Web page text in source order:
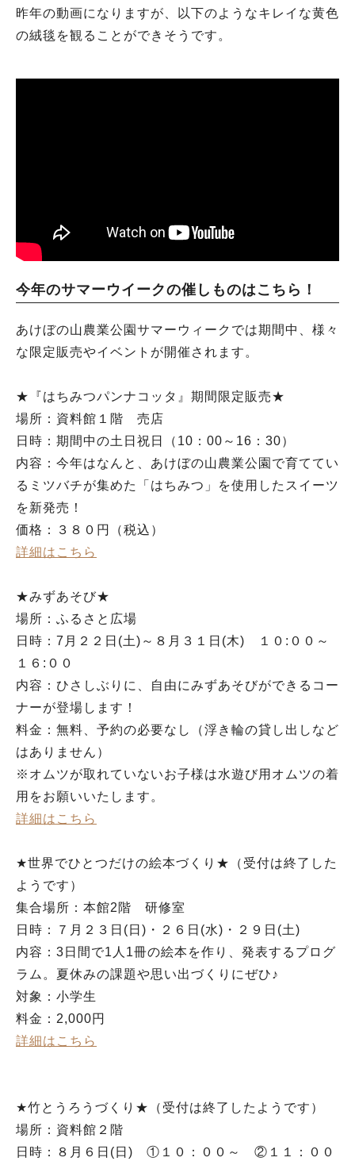
昨年の動画になりますが、以下のようなキレイな黄色
の絨毯を観ることができそうです。
今年のサマーウイークの催しものはこちら！
あけぼの山農業公園サマーウィークでは期間中、様々
な限定販売やイベントが開催されます。
★『はちみつパンナコッタ』期間限定販売★
場所：資料館１階 売店
日時：期間中の土日祝日（10：00～16：30）
内容：今年はなんと、あけぼの山農業公園で育ててい
るミツバチが集めた「はちみつ」を使用したスイーツ
を新発売！
価格：３８０円（税込）
詳細はこちら
★みずあそび★
場所：ふるさと広場
日時：7月２２日(土)～８月３１日(木) １０:００～
１６:００
内容：ひさしぶりに、自由にみずあそびができるコー
ナーが登場します！
料金：無料、予約の必要なし（浮き輪の貸し出しなど
はありません）
※オムツが取れていないお子様は水遊び用オムツの着
用をお願いいたします。
詳細はこちら
★世界でひとつだけの絵本づくり★（受付は終了した
ようです）
集合場所：本館2階 研修室
日時：７月２３日(日)・２６日(水)・２９日(土)
内容：3日間で1人1冊の絵本を作り、発表するプログ
ラム。夏休みの課題や思い出づくりにぜひ♪
対象：小学生
料金：2,000円
詳細はこちら
★竹とうろうづくり★（受付は終了したようです）
場所：資料館２階
日時：８月６日(日) ①１０：００～ ②１１：００